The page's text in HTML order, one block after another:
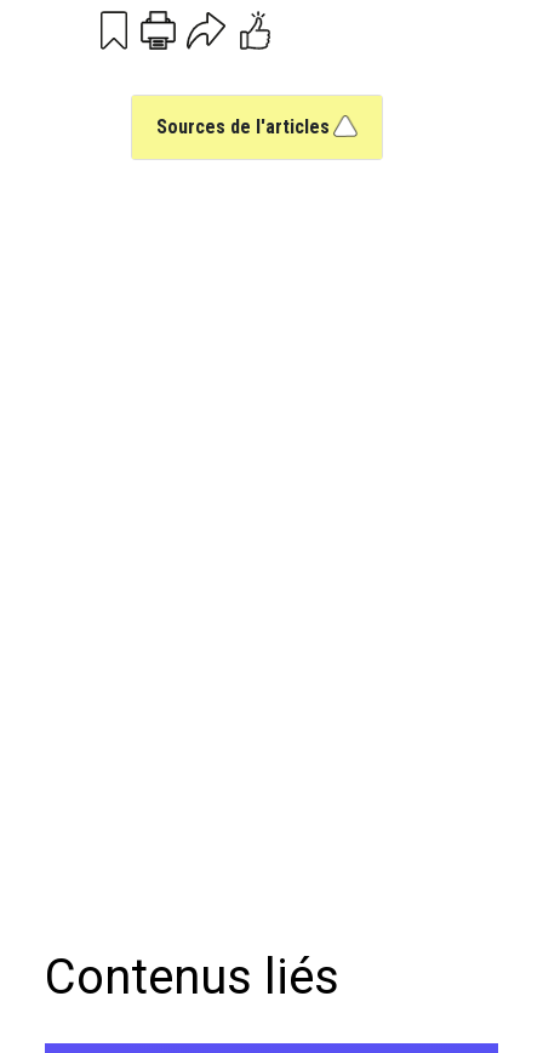
PrintEmail
Sources de l'articles
Contenus liés